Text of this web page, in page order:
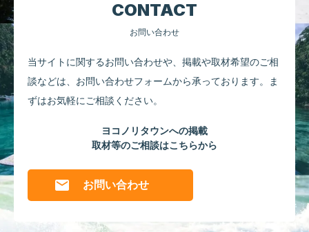
CONTACT
お問い合わせ
当サイトに関するお問い合わせや、掲載や取材希望のご相
談などは、 お問い合わせフォームから承っております。
ま
ずはお気軽にご相談ください。
ヨコノリタウンへの掲載
取材等のご相談はこちらから
お問い合わせ